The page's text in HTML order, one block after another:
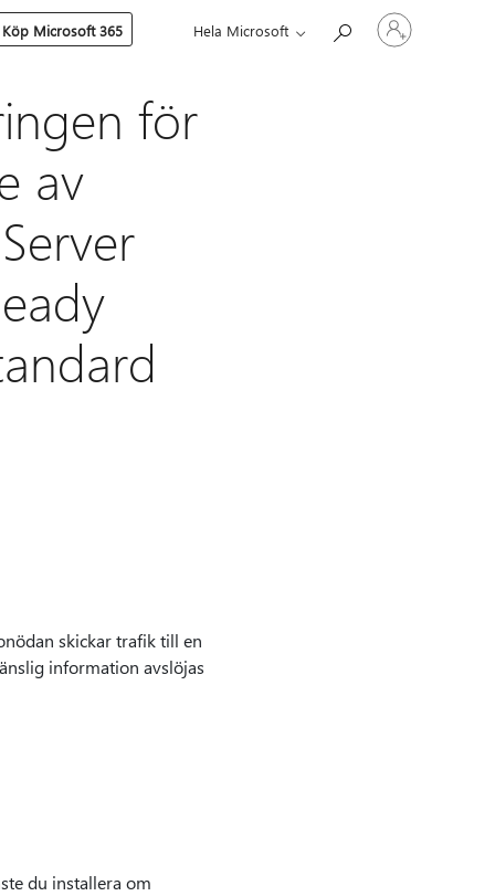
Köp Microsoft 365 Hela Microsoft
Logga
in
för
av
skickar trafik till en
information avslöjas
du installera om